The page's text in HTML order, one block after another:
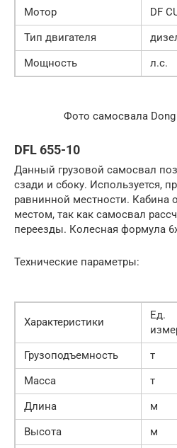
Мотор
DF
Тип двигателя
Мощность
л.с.
Фото самосвала Dong
DFL 655-10
Данный грузовой самосвал
сзади и сбоку. Используется,
равнинной местности. Кабина
местом, так как самосвал
переезды. Колесная формула
Технические параметры:
Характеристики
Ед.
Грузоподъемность т
Масса
т
Длина
м
Высота
м